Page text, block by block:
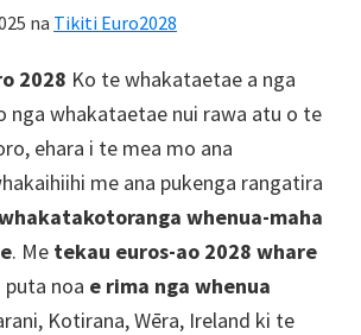
na Tikiti Euro2028
2028 Ko te whakataetae a nga
nga whakataetae nui rawa atu o te
ehara i te mea mo ana
me ana pukenga rangatira
whenua-maha
. Me tekau euros-ao 2028 whare
puta noa e rima nga whenua
Kotirana, Wēra, Ireland ki te